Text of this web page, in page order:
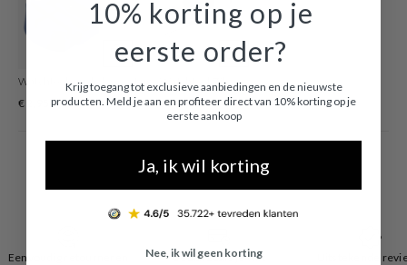
Watchtool om de lengte van de horlogeband aan te passen
€ 2,95
Luxe Watchtool Zilverkleurig om je bandlengte aan te
€ 19,96
Eenvoudig retourneren
Betaal zoals je wilt
Uitstekende
10% korting op je
eerste order?
Krijg toegang tot exclusieve aanbiedingen en de nieuwste
producten. Meld je aan en profiteer direct van 10% korting op je
eerste aankoop
Ja, ik wil korting
Nee, ik wil geen korting